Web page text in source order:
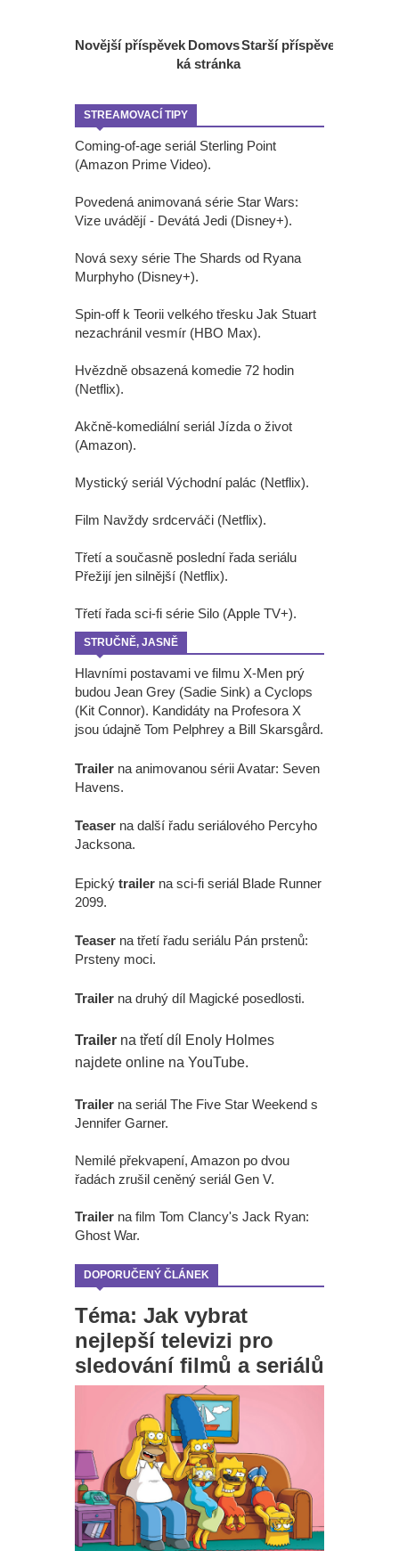
Novější příspěvek Starší příspěvek
Domovs
ká stránka
STREAMOVACÍ TIPY
Coming-of-age seriál Sterling Point
(Amazon Prime Video).
Povedená animovaná série Star Wars:
Vize uvádějí - Devátá Jedi (Disney+).
Nová sexy série The Shards od Ryana
Murphyho (Disney+).
Spin-off k Teorii velkého třesku Jak Stuart
nezachránil vesmír (HBO Max).
Hvězdně obsazená komedie 72 hodin
(Netflix).
Akčně-komediální seriál Jízda o život
(Amazon).
Mystický seriál Východní palác (Netflix).
Film Navždy srdcerváči (Netflix).
Třetí a současně poslední řada seriálu
Přežijí jen silnější (Netflix).
Třetí řada sci-fi série Silo (Apple TV+).
STRUČNĚ, JASNĚ
Hlavními postavami ve filmu X-Men prý
budou Jean Grey (Sadie Sink) a Cyclops
(Kit Connor). Kandidáty na Profesora X
jsou údajně Tom Pelphrey a Bill Skarsgård.
Trailer na animovanou sérii Avatar: Seven
Havens.
Teaser na další řadu seriálového Percyho
Jacksona.
Epický trailer na sci-fi seriál Blade Runner
2099.
Teaser na třetí řadu seriálu Pán prstenů:
Prsteny moci.
Trailer na druhý díl Magické posedlosti.
Trailer na třetí díl Enoly Holmes
najdete online na YouTube.
Trailer na seriál The Five Star Weekend s
Jennifer Garner.
Nemilé překvapení, Amazon po dvou
řadách zrušil ceněný seriál Gen V.
Trailer na film Tom Clancy's Jack Ryan:
Ghost War.
DOPORUČENÝ ČLÁNEK
Téma: Jak vybrat
nejlepší televizi pro
sledování filmů a seriálů